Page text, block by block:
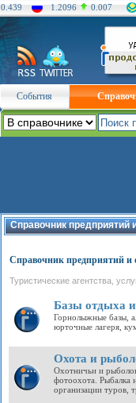
0.439 1.2096 0.007
События
Справочник предприятий
Справочник предприятий и
Туристические агентства,
Базы отдыха
Горнолыжные базы,
юрточные лагеря,
Охота и
Охотничьи и
фотоохота. Рыбалка
организации туров,